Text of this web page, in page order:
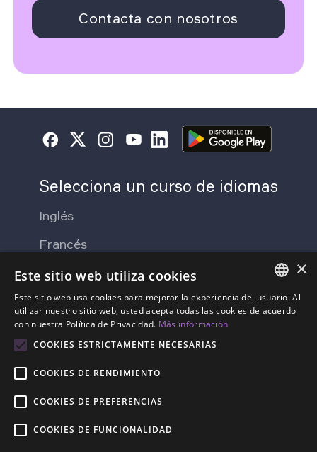
Contacta con nosotros
Selecciona un curso de idiomas
Inglés
Francés
Japonés
Acerca de Lingvist
ENGLISH
×
Este sitio web utiliza cookies
Este sitio web usa cookies para mejorar la experiencia del usuario. Al
utilizar nuestro sitio web, usted acepta todas las cookies de acuerdo
con nuestra Política de Privacidad. Más información
COOKIES ESTRICTAMENTE NECESARIAS
COOKIES DE RENDIMIENTO
COOKIES DE PREFERENCIAS
COOKIES DE FUNCIONALIDAD